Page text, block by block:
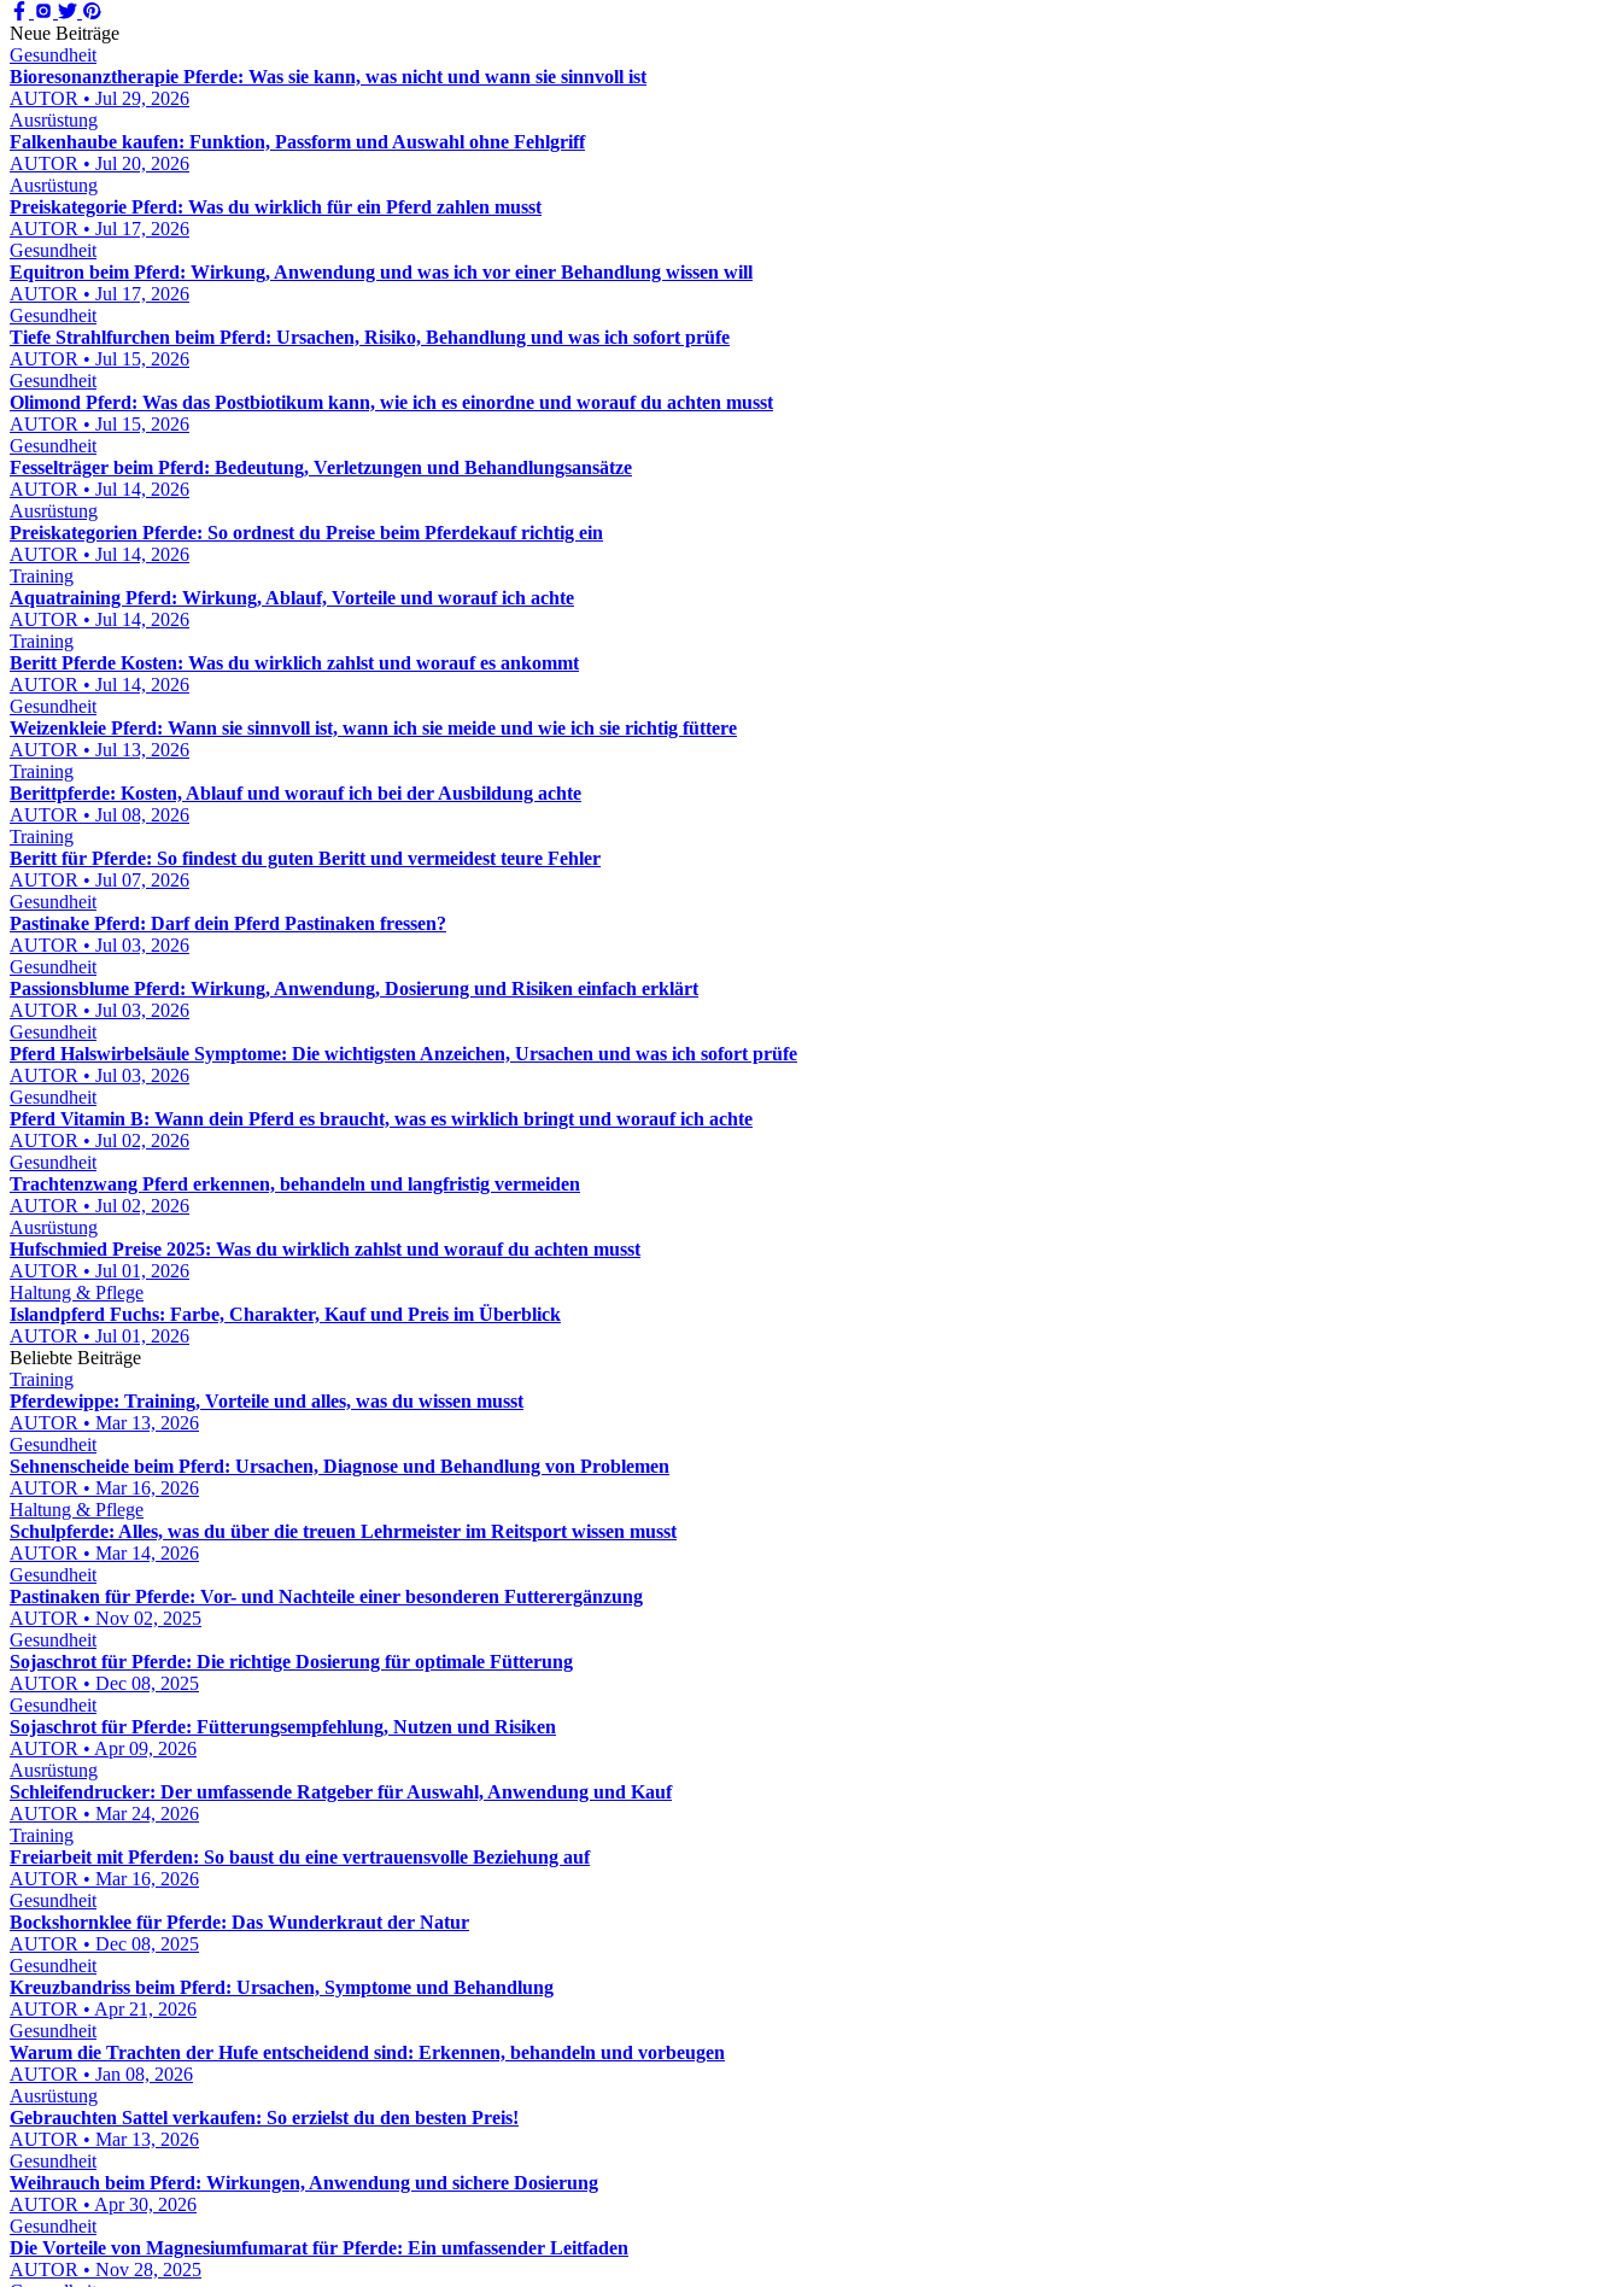
Neue Beiträge
Gesundheit
Bioresonanztherapie Pferde: Was sie kann, was nicht und wann sie sinnvoll ist
AUTOR • Jul 29, 2026
Ausrüstung
Falkenhaube kaufen: Funktion, Passform und Auswahl ohne Fehlgriff
AUTOR • Jul 20, 2026
Ausrüstung
Preiskategorie Pferd: Was du wirklich für ein Pferd zahlen musst
AUTOR • Jul 17, 2026
Gesundheit
Equitron beim Pferd: Wirkung, Anwendung und was ich vor einer Behandlung wissen will
AUTOR • Jul 17, 2026
Gesundheit
Tiefe Strahlfurchen beim Pferd: Ursachen, Risiko, Behandlung und was ich sofort prüfe
AUTOR • Jul 15, 2026
Gesundheit
Olimond Pferd: Was das Postbiotikum kann, wie ich es einordne und worauf du achten musst
AUTOR • Jul 15, 2026
Gesundheit
Fesselträger beim Pferd: Bedeutung, Verletzungen und Behandlungsansätze
AUTOR • Jul 14, 2026
Ausrüstung
Preiskategorien Pferde: So ordnest du Preise beim Pferdekauf richtig ein
AUTOR • Jul 14, 2026
Training
Aquatraining Pferd: Wirkung, Ablauf, Vorteile und worauf ich achte
AUTOR • Jul 14, 2026
Training
Beritt Pferde Kosten: Was du wirklich zahlst und worauf es ankommt
AUTOR • Jul 14, 2026
Gesundheit
Weizenkleie Pferd: Wann sie sinnvoll ist, wann ich sie meide und wie ich sie richtig füttere
AUTOR • Jul 13, 2026
Training
Berittpferde: Kosten, Ablauf und worauf ich bei der Ausbildung achte
AUTOR • Jul 08, 2026
Training
Beritt für Pferde: So findest du guten Beritt und vermeidest teure Fehler
AUTOR • Jul 07, 2026
Gesundheit
Pastinake Pferd: Darf dein Pferd Pastinaken fressen?
AUTOR • Jul 03, 2026
Gesundheit
Passionsblume Pferd: Wirkung, Anwendung, Dosierung und Risiken einfach erklärt
AUTOR • Jul 03, 2026
Gesundheit
Pferd Halswirbelsäule Symptome: Die wichtigsten Anzeichen, Ursachen und was ich sofort prüfe
AUTOR • Jul 03, 2026
Gesundheit
Pferd Vitamin B: Wann dein Pferd es braucht, was es wirklich bringt und worauf ich achte
AUTOR • Jul 02, 2026
Gesundheit
Trachtenzwang Pferd erkennen, behandeln und langfristig vermeiden
AUTOR • Jul 02, 2026
Ausrüstung
Hufschmied Preise 2025: Was du wirklich zahlst und worauf du achten musst
AUTOR • Jul 01, 2026
Haltung & Pflege
Islandpferd Fuchs: Farbe, Charakter, Kauf und Preis im Überblick
AUTOR • Jul 01, 2026
Beliebte Beiträge
Training
Pferdewippe: Training, Vorteile und alles, was du wissen musst
AUTOR • Mar 13, 2026
Gesundheit
Sehnenscheide beim Pferd: Ursachen, Diagnose und Behandlung von Problemen
AUTOR • Mar 16, 2026
Haltung & Pflege
Schulpferde: Alles, was du über die treuen Lehrmeister im Reitsport wissen musst
AUTOR • Mar 14, 2026
Gesundheit
Pastinaken für Pferde: Vor- und Nachteile einer besonderen Futterergänzung
AUTOR • Nov 02, 2025
Gesundheit
Sojaschrot für Pferde: Die richtige Dosierung für optimale Fütterung
AUTOR • Dec 08, 2025
Gesundheit
Sojaschrot für Pferde: Fütterungsempfehlung, Nutzen und Risiken
AUTOR • Apr 09, 2026
Ausrüstung
Schleifendrucker: Der umfassende Ratgeber für Auswahl, Anwendung und Kauf
AUTOR • Mar 24, 2026
Training
Freiarbeit mit Pferden: So baust du eine vertrauensvolle Beziehung auf
AUTOR • Mar 16, 2026
Gesundheit
Bockshornklee für Pferde: Das Wunderkraut der Natur
AUTOR • Dec 08, 2025
Gesundheit
Kreuzbandriss beim Pferd: Ursachen, Symptome und Behandlung
AUTOR • Apr 21, 2026
Gesundheit
Warum die Trachten der Hufe entscheidend sind: Erkennen, behandeln und vorbeugen
AUTOR • Jan 08, 2026
Ausrüstung
Gebrauchten Sattel verkaufen: So erzielst du den besten Preis!
AUTOR • Mar 13, 2026
Gesundheit
Weihrauch beim Pferd: Wirkungen, Anwendung und sichere Dosierung
AUTOR • Apr 30, 2026
Gesundheit
Die Vorteile von Magnesiumfumarat für Pferde: Ein umfassender Leitfaden
AUTOR • Nov 28, 2025